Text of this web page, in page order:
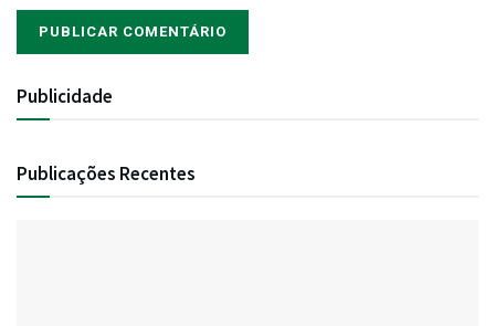
Publicidade
Publicações Recentes